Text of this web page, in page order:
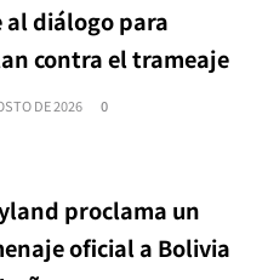
diálogo para
contra el trameaje
DE 2026 0
proclama un
oficial a Bolivia